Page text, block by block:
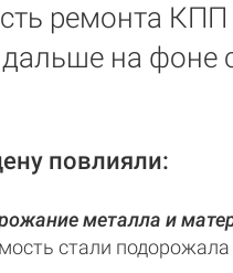
ремонта КПП
на фоне
повлияли:
металла и
стали подорожала